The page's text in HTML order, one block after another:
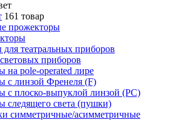
161 товар
прожекторы
для театральных приборов
приборов
на pole-operated лире
с линзой Френеля (F)
с плоско-выпуклой линзой (PC)
следящего света (пушки)
симметричные/асимметричные